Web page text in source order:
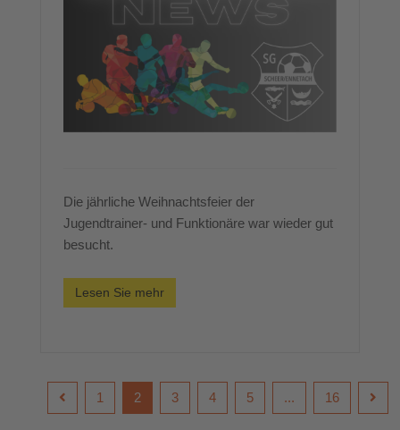
Die jährliche Weihnachtsfeier der
Jugendtrainer- und Funktionäre war wieder gut
besucht.
Lesen Sie mehr
1 2 3 4 5 ... 16